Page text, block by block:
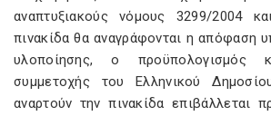
αναπτυξιακούς νόμους 3299/2004
πινακίδα θα αναγράφονται η απόφαση
υλοποίησης, ο προϋπολογισμός
συμμετοχής του Ελληνικού
αναρτούν την πινακίδα επιβάλλεται